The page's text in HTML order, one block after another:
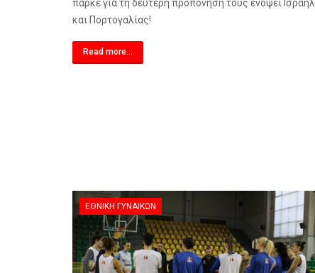
παρκέ για τη δεύτερη προπόνησή τους ενόψει Ισραήλ
και Πορτογαλίας!
Read more...
ΕΘΝΙΚΉ ΓΥΝΑΙΚΏΝ